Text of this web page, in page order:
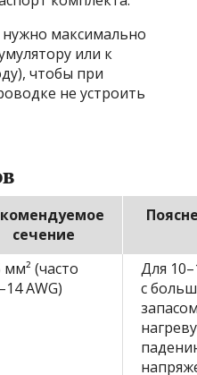
максимально
или к
чтобы при
не устроить
сечение
мм² (часто
AWG)
Для
с